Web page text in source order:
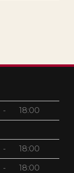
- 18:00
- 18:00
- 18:00